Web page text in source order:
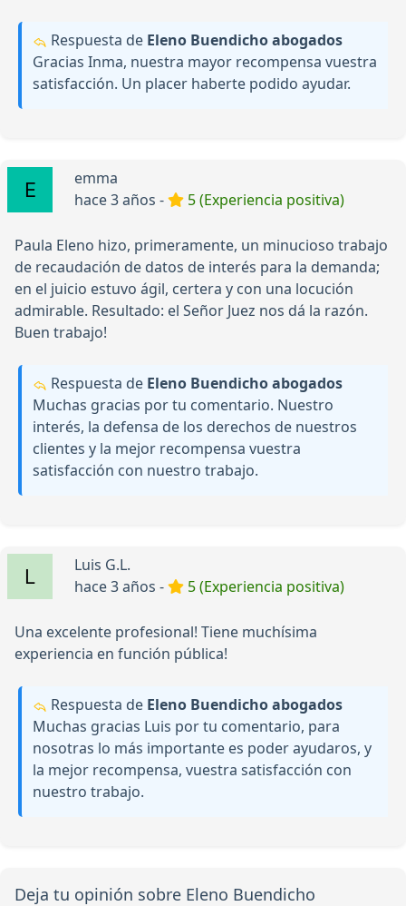
Respuesta de Eleno Buendicho abogados
Gracias Inma, nuestra mayor recompensa vuestra
satisfacción. Un placer haberte podido ayudar.
emma
hace 3 años -
5 (Experiencia positiva)
Paula Eleno hizo, primeramente, un minucioso trabajo
de recaudación de datos de interés para la demanda;
en el juicio estuvo ágil, certera y con una locución
admirable. Resultado: el Señor Juez nos dá la razón.
Buen trabajo!
Respuesta de Eleno Buendicho abogados
Muchas gracias por tu comentario. Nuestro
interés, la defensa de los derechos de nuestros
clientes y la mejor recompensa vuestra
satisfacción con nuestro trabajo.
Luis G.L.
hace 3 años -
5 (Experiencia positiva)
Una excelente profesional! Tiene muchísima
experiencia en función pública!
Respuesta de Eleno Buendicho abogados
Muchas gracias Luis por tu comentario, para
nosotras lo más importante es poder ayudaros, y
la mejor recompensa, vuestra satisfacción con
nuestro trabajo.
Deja tu opinión sobre Eleno Buendicho